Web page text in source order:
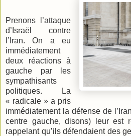
Prenons l’attaque
d’Israël contre
l’Iran. On a eu
immédiatement
deux réactions à
gauche par les
sympathisants
politiques. La
« radicale » a pris
immédiatement la défense de
centre gauche, disons) leur est
rappelant qu’ils défendaient des